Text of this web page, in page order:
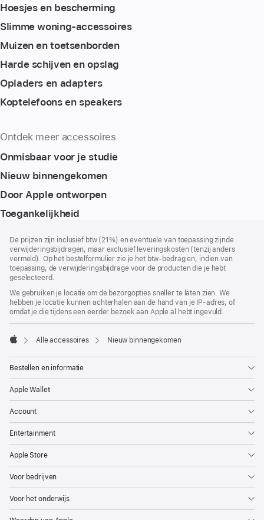
Hoesjes en bescherming
Slimme woning-accessoires
Muizen en toetsenborden
Harde schijven en opslag
Opladers en adapters
Koptelefoons en speakers
Ontdek meer accessoires
Onmisbaar voor je studie
Nieuw binnengekomen
Door Apple ontworpen
Toegankelijkheid
De prijzen zijn inclusief btw (21%) en eventuele van toepassing zijnde
verwijderingsbijdragen, maar exclusief leveringskosten (tenzij anders
vermeld). Op het bestelformulier zie je het btw-bedrag en, indien van
toepassing, de verwijderingsbijdrage voor de producten die je hebt
geselecteerd.
We gebruiken je locatie om de bezorgopties sneller te laten zien. We
hebben je locatie kunnen achterhalen aan de hand van je IP-adres, of
omdat je die tijdens een eerder bezoek aan Apple al hebt ingevuld.
Alle accessoires Nieuw binnengekomen
Bestellen en informatie
Apple Wallet
Account
Entertainment
Apple Store
Voor bedrijven
Voor het onderwijs